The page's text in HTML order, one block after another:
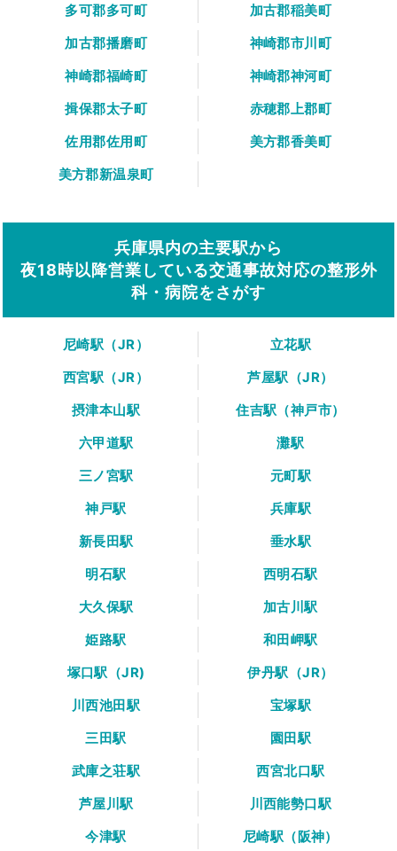
多可郡多可町
加古郡稲美町
加古郡播磨町
神崎郡市川町
神崎郡福崎町
神崎郡神河町
揖保郡太子町
赤穂郡上郡町
佐用郡佐用町
美方郡香美町
美方郡新温泉町
兵庫県内の主要駅から
夜18時以降営業している交通事故対応の整形外
科・病院をさがす
尼崎駅（JR）
立花駅
西宮駅（JR）
芦屋駅（JR）
摂津本山駅
住吉駅（神戸市）
六甲道駅
灘駅
三ノ宮駅
元町駅
神戸駅
兵庫駅
新長田駅
垂水駅
明石駅
西明石駅
大久保駅
加古川駅
姫路駅
和田岬駅
塚口駅（JR)
伊丹駅（JR）
川西池田駅
宝塚駅
三田駅
園田駅
武庫之荘駅
西宮北口駅
芦屋川駅
川西能勢口駅
今津駅
尼崎駅（阪神）